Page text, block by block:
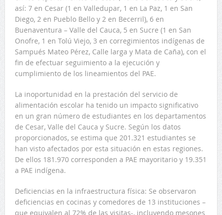
así: 7 en Cesar (1 en Valledupar, 1 en La Paz, 1 en San
Diego, 2 en Pueblo Bello y 2 en Becerril), 6 en
Buenaventura – Valle del Cauca, 5 en Sucre (1 en San
Onofre, 1 en Tolú Viejo, 3 en corregimientos indígenas de
Sampués Mateo Pérez, Calle larga y Mata de Caña), con el
fin de efectuar seguimiento a la ejecución y
cumplimiento de los lineamientos del PAE.
La inoportunidad en la prestación del servicio de
alimentación escolar ha tenido un impacto significativo
en un gran número de estudiantes en los departamentos
de Cesar, Valle del Cauca y Sucre. Según los datos
proporcionados, se estima que 201.321 estudiantes se
han visto afectados por esta situación en estas regiones.
De ellos 181.970 corresponden a PAE mayoritario y 19.351
a PAE indígena.
Deficiencias en la infraestructura física: Se observaron
deficiencias en cocinas y comedores de 13 instituciones –
que equivalen al 72% de las visitas-, incluyendo mesones